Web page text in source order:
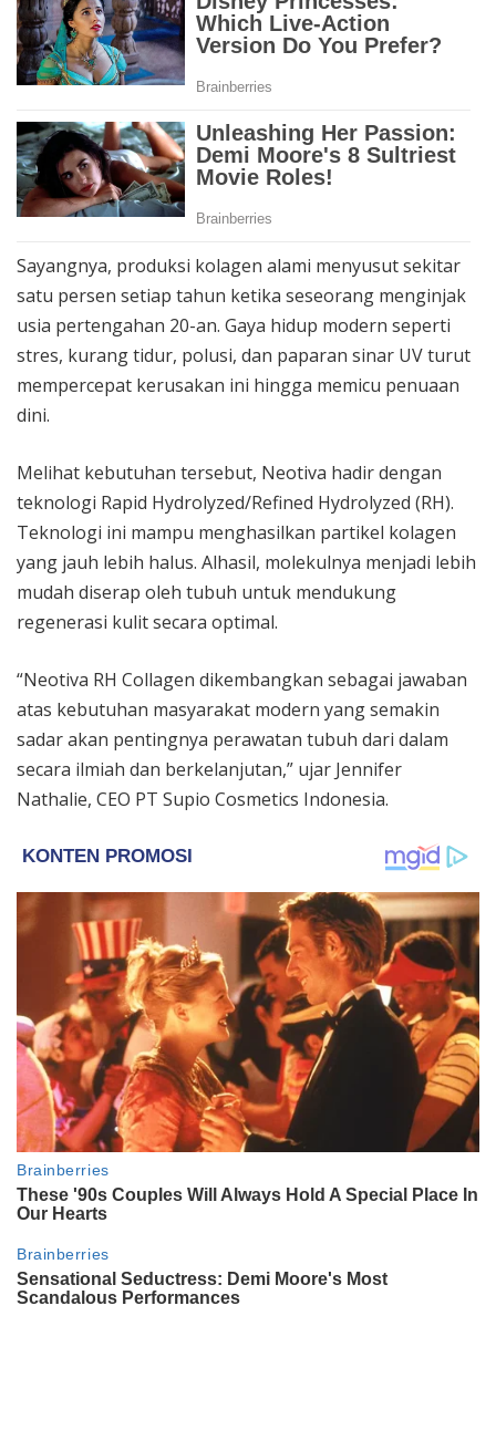
Sayangnya, produksi kolagen alami menyusut sekitar
satu persen setiap tahun ketika seseorang menginjak
usia pertengahan 20-an. Gaya hidup modern seperti
stres, kurang tidur, polusi, dan paparan sinar UV turut
mempercepat kerusakan ini hingga memicu penuaan
dini.
Melihat kebutuhan tersebut, Neotiva hadir dengan
teknologi Rapid Hydrolyzed/Refined Hydrolyzed (RH).
Teknologi ini mampu menghasilkan partikel kolagen
yang jauh lebih halus. Alhasil, molekulnya menjadi lebih
mudah diserap oleh tubuh untuk mendukung
regenerasi kulit secara optimal.
“Neotiva RH Collagen dikembangkan sebagai jawaban
atas kebutuhan masyarakat modern yang semakin
sadar akan pentingnya perawatan tubuh dari dalam
secara ilmiah dan berkelanjutan,” ujar Jennifer
Nathalie, CEO PT Supio Cosmetics Indonesia.